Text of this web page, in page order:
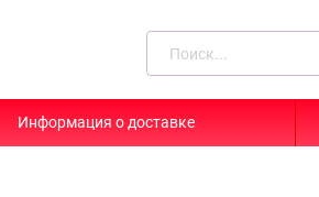
Информация о доставке